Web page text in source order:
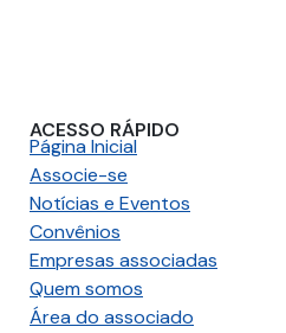
ACESSO RÁPIDO
Página Inicial
Associe-se
Notícias e Eventos
Convênios
Empresas associadas
Quem somos
Área do associado